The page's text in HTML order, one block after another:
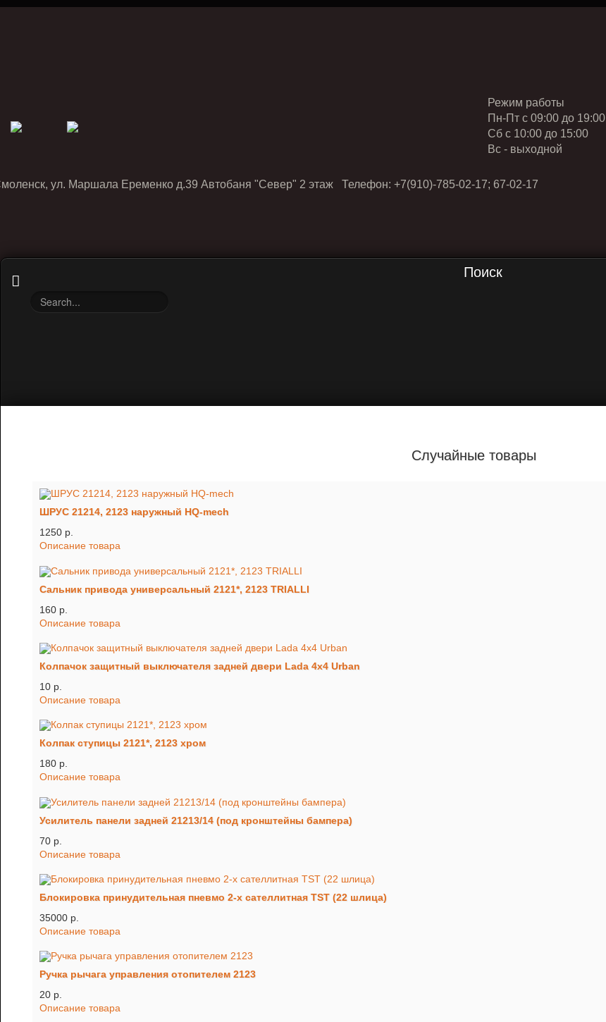
Режим работы
Пн-Пт с 09:00 до 19:00
Cб с 10:00 до 15:00
Вс - выходной
ул. Маршала Еременко д.39 Автобаня "Север" 2 этаж Телефон: +7(910)-785-02-17; 67-02-17
Поиск
Случайные товары
ШРУС 21214, 2123 наружный HQ-mech
1250 p.
Описание товара
Сальник привода универсальный 2121*, 2123 TRIALLI
160 p.
Описание товара
Колпачок защитный выключателя задней двери Lada 4x4 Urban
10 p.
Описание товара
Колпак ступицы 2121*, 2123 хром
180 p.
Описание товара
Усилитель панели задней 21213/14 (под кронштейны бампера)
70 p.
Описание товара
Блокировка принудительная пневмо 2-х сателлитная TST (22 шлица)
35000 p.
Описание товара
Ручка рычага управления отопителем 2123
20 p.
Описание товара